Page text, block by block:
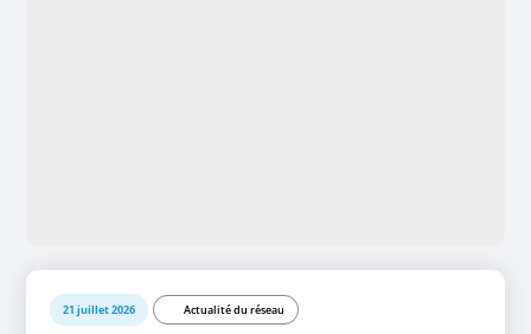
21 juillet 2026 Actualité du réseau